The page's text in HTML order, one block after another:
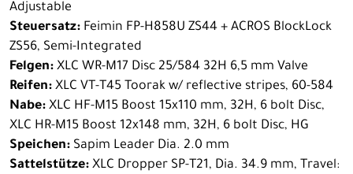
Adjustable
Steuersatz: Feimin FP-H858U ZS44 + ACROS BlockLock
ZS56, Semi-Integrated
Felgen: XLC WR-M17 Disc 25/584 32H 6,5 mm Valve
Reifen: XLC VT-T45 Toorak w/ reflective stripes, 60-584
Nabe: XLC HF-M15 Boost 15x110 mm, 32H, 6 bolt Disc,
XLC HR-M15 Boost 12x148 mm, 32H, 6 bolt Disc, HG
Speichen: Sapim Leader Dia. 2.0 mm
Sattelstütze: XLC Dropper SP-T21, Dia. 34.9 mm, Travel: